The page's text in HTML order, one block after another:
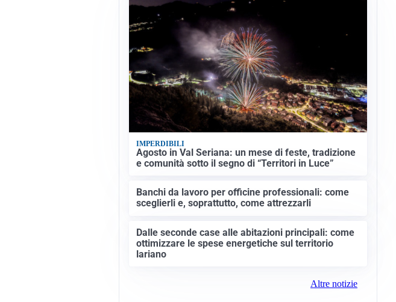
IMPERDIBILI
Agosto in Val Seriana: un mese di feste, tradizione
e comunità sotto il segno di “Territori in Luce”
Banchi da lavoro per officine professionali: come
sceglierli e, soprattutto, come attrezzarli
Dalle seconde case alle abitazioni principali: come
ottimizzare le spese energetiche sul territorio
lariano
Altre notizie